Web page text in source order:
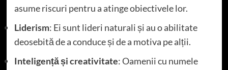
asume riscuri pentru a atinge obiectivele lor.
Liderism: Ei sunt lideri naturali și au o abilitate
deosebită de a conduce și de a motiva pe alții.
Inteligență și creativitate: Oamenii cu numele